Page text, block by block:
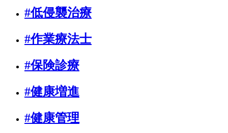
#低侵襲治療
#作業療法士
#保険診療
#健康増進
#健康管理